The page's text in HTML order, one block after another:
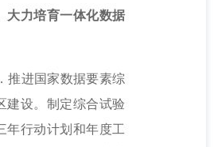
大力培育一体化数据
进国家数据要素综
建设。制定综合试验
年行动计划和年度工